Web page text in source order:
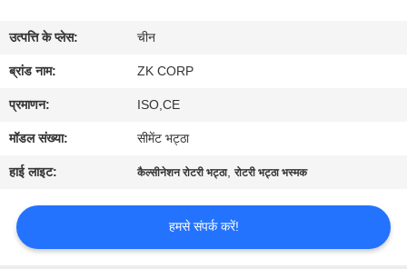
कारखाना
भ्रमण
गुणवत्ता
संपर्क
उत्पत्ति के प्लेस: चीन
ब्रांड नाम: ZK CORP
प्रमाणन: ISO,CE
मॉडल संख्या: सीमेंट भट्ठा
हाई लाइट: कैल्सीनेशन रोटरी भट्ठा,रोटरी भट्ठा भस्मक
हमसे संपर्क करें!